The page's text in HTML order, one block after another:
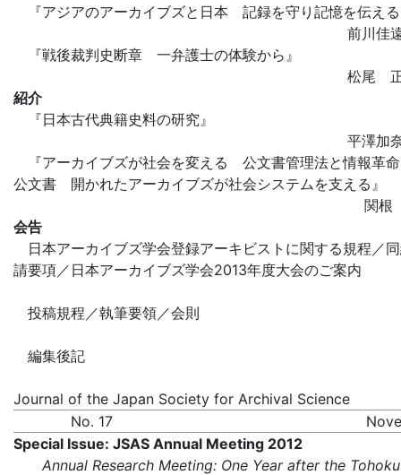
『アジアのアーカイブズと日本 記録を守り記憶を伝え
前川
『戦後裁判史断章 一弁護士の体験から』
松尾
紹介
『日本古代典籍史料の研究』
平澤
『アーカイブズが社会を変える 公文書管理法と情報革
公文書 開かれたアーカイブズが社会システムを支える』
関
会告
日本アーカイブズ学会登録アーキビストに関する規程／
請要項／日本アーカイブズ学会2013年度大会のご案内
投稿規程／執筆要領／会則
編集後記
Journal of the Japan Society for Archival Science
No. 17
Special Issue: JSAS Annual Meeting 2012
Annual Research Meeting: One Year after the Tohoku